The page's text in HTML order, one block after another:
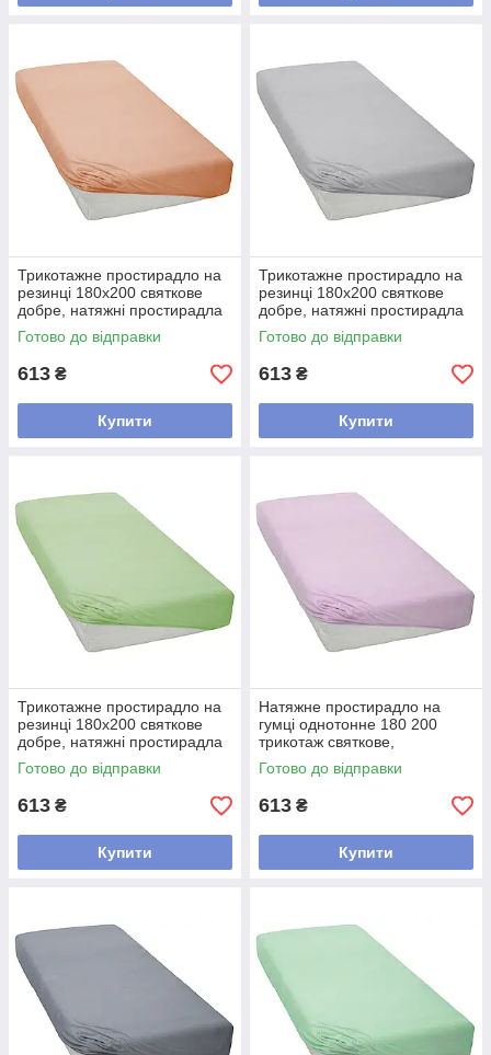
Трикотажне простирадло на
резинці 180х200 святкове
добре, натяжні простирадла
каура бавовняне Персиковий
Готово до відправки
613 ₴
Купити
Трикотажне простирадло на
резинці 180х200 святкове
добре, натяжні простирадла
каура бавовняне Сірий
Готово до відправки
613 ₴
Купити
Трикотажне простирадло на
резинці 180х200 святкове
добре, натяжні простирадла
каура бавовняне Салатовий
Готово до відправки
613 ₴
Купити
Натяжне простирадло на
гумці однотонне 180 200
трикотаж святкове,
простирадла на гумці Kayra
бавовна Рожевий
Готово до відправки
613 ₴
Купити